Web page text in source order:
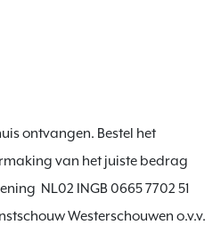
ontvangen. Bestel het
van het juiste bedrag
NL02 INGB 0665 7702 51
Westerschouwen o.v.v.